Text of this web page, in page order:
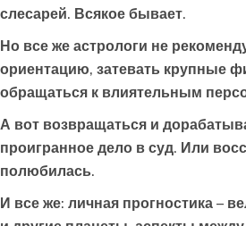
слесарей. Всякое бывает.
Но все же астрологи не
ориентацию, затевать крупные
обращаться к влиятельным
А вот возвращаться и
проигранное дело в суд. Или
полюбилась.
И все же: личная прогностика –